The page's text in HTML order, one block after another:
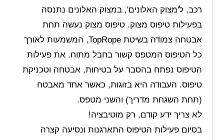
רכב, ל'מצוק האלונים', במצוק האלונים נתנסה
בפעילות טיפוס מצוק. טיפוס מצוק נעשה תחת
אבטחה צמודה בשיטת TopRope, המשמעות לאורך
כל הטיפוס המטפס קשור בחבל מתוח. את פעילות
הטיפוס נפתח בהסבר על בטיחות, אבטחה וטכניקת
טיפוס. העבודה היא בזוגות, כאשר אחד מאבטח
(תחת השגחת מדריך) והשני מטפס.
לא צריך ידע קודם, רק מוטיבציה!
בסיום פעילות הטיפוס התארגנות ונסיעה קצרה